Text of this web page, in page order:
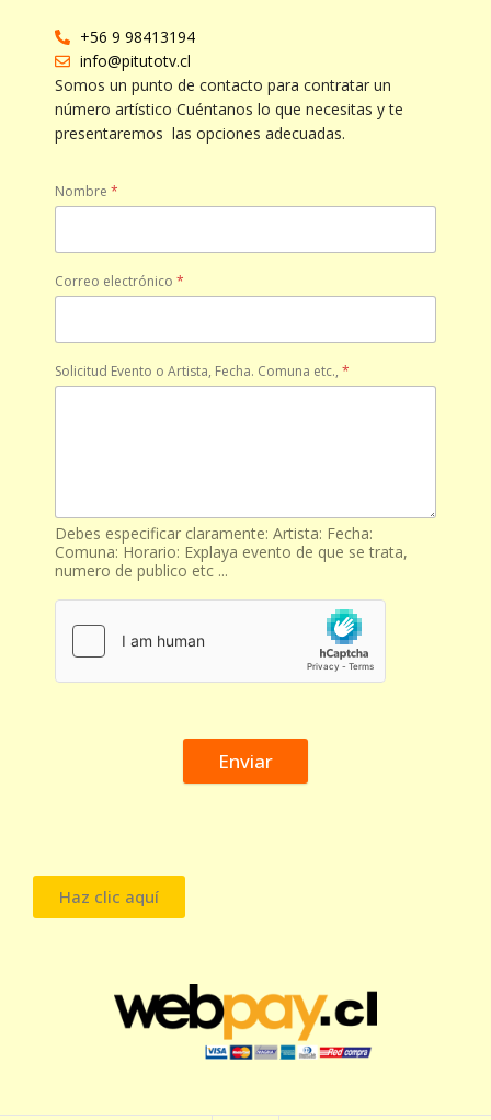
+56 9 98413194
info@pitutotv.cl
Somos un punto de contacto para contratar un
número artístico Cuéntanos lo que necesitas y te
presentaremos las opciones adecuadas.
Nombre *
Correo electrónico *
Solicitud Evento o Artista, Fecha. Comuna etc., *
Debes especificar claramente: Artista: Fecha:
Comuna: Horario: Explaya evento de que se trata,
numero de publico etc ...
Enviar
Haz clic aquí